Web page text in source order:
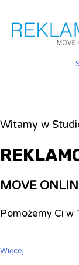
Witamy w
MOVE
Pomożemy Ci w
Więcej